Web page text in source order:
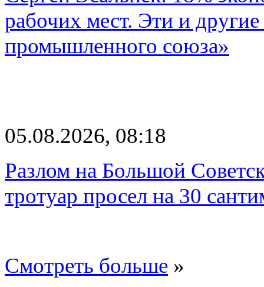
рабочих мест. Эти и
промышленного союза»
05.08.2026, 08:18
Разлом на Большой
тротуар просел на 30
Смотреть больше »